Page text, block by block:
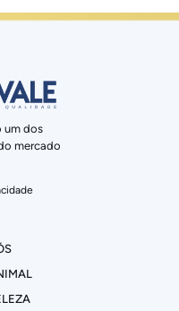
um dos
mercado